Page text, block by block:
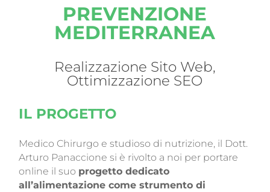
PREVENZIONE
MEDITERRANEA
Realizzazione Sito Web,
Ottimizzazione SEO
IL PROGETTO
Medico Chirurgo e studioso di nutrizione, il Dott.
Arturo Panaccione si è rivolto a noi per portare
online il suo progetto dedicato
all’alimentazione come strumento di